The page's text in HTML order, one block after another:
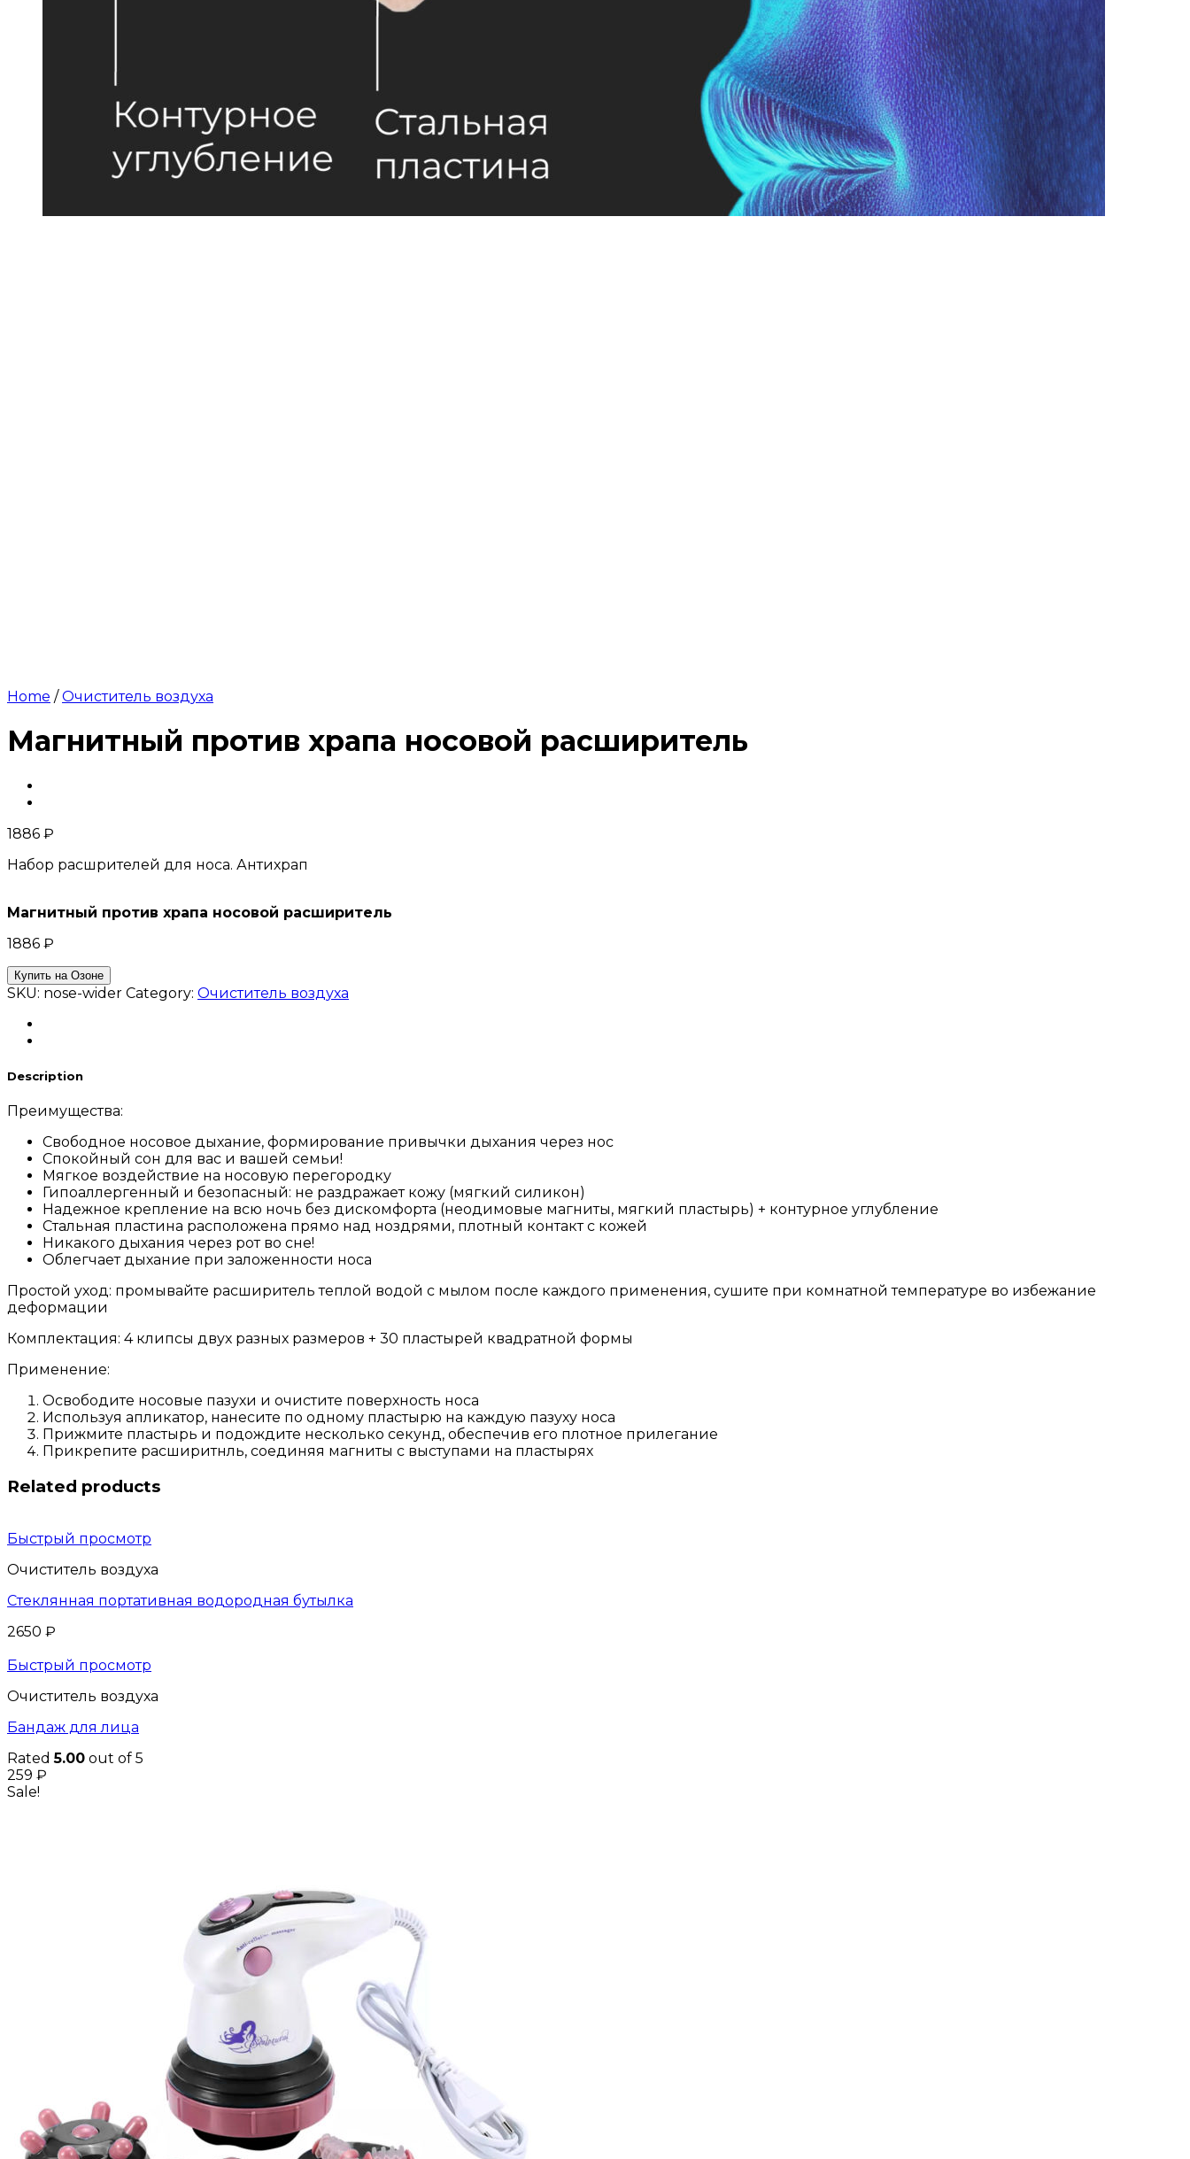
Home / Очиститель воздуха
Магнитный против храпа носовой расширитель
1886 ₽
Набор расшрителей для носа. Антихрап
Магнитный против храпа носовой расширитель
1886 ₽
Купить на Озоне
SKU: nose-wider Category: Очиститель воздуха
Description
Преимущества:
Свободное носовое дыхание, формирование привычки дыхания через нос
Спокойный сон для вас и вашей семьи!
Мягкое воздействие на носовую перегородку
Гипоаллергенный и безопасный: не раздражает кожу (мягкий силикон)
Надежное крепление на всю ночь без дискомфорта (неодимовые магниты, мягкий пластырь) + контурное углубление
Стальная пластина расположена прямо над ноздрями, плотный контакт с кожей
Никакого дыхания через рот во сне!
Облегчает дыхание при заложенности носа
Простой уход: промывайте расширитель теплой водой с мылом после каждого применения, сушите при комнатной температуре во избежание
деформации
Комплектация: 4 клипсы двух разных размеров + 30 пластырей квадратной формы
Применение:
Освободите носовые пазухи и очистите поверхность носа
Используя апликатор, нанесите по одному пластырю на каждую пазуху носа
Прижмите пластырь и подождите несколько секунд, обеспечив его плотное прилегание
Прикрепите расширитнль, соединяя магниты с выступами на пластырях
Related products
Быстрый просмотр
Очиститель воздуха
Стеклянная портативная водородная бутылка
2650 ₽
Быстрый просмотр
Очиститель воздуха
Бандаж для лица
Rated5.00 out of 5
259 ₽
Sale!